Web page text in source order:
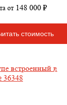
от 148 000 ₽
стоимость